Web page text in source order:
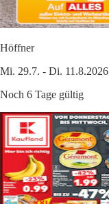
Höffner
Mi. 29.7. - Di. 11.8.2026
Noch 6 Tage gültig